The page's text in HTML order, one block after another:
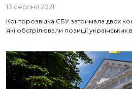
13 серпня 2021
Контррозвідка СБУ затримала двох
які обстрілювали позиції українських